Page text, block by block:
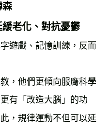
森
老化、對抗憂鬱
遊戲、記憶訓練，反而
，他們更傾向服膺科學
有「改造大腦」的功
，規律運動不但可以延